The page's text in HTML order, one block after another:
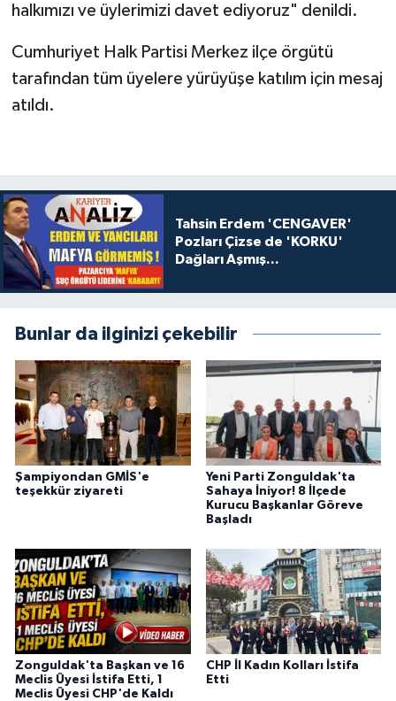
halkımızı ve üylerimizi davet ediyoruz" denildi.
Cumhuriyet Halk Partisi Merkez ilçe örgütü
tarafından tüm üyelere yürüyüşe katılım için mesaj
atıldı.
Tahsin Erdem 'CENGAVER'
Pozları Çizse de 'KORKU'
Dağları Aşmış...
Bunlar da ilginizi çekebilir
Şampiyondan GMİS'e
teşekkür ziyareti
Yeni Parti Zonguldak'ta
Sahaya İniyor! 8 İlçede
Kurucu Başkanlar Göreve
Başladı
Zonguldak'ta Başkan ve 16
Meclis Üyesi İstifa Etti, 1
Meclis Üyesi CHP'de Kaldı
CHP İl Kadın Kolları İstifa
Etti